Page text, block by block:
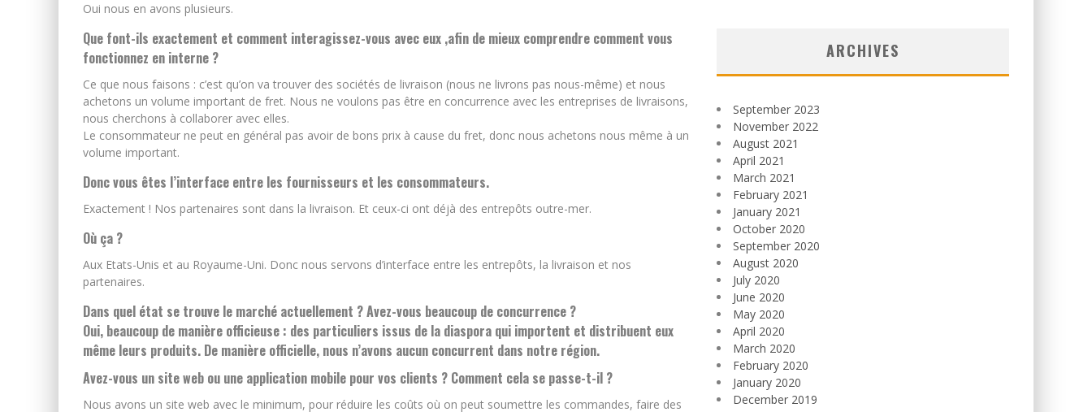
Oui nous en avons plusieurs.
Que font-ils exactement et comment interagissez-vous avec eux ,afin de mieux comprendre comment vous
fonctionnez en interne ?
Ce que nous faisons : c’est qu’on va trouver des sociétés de livraison (nous ne livrons pas nous-même) et nous
achetons un volume important de fret. Nous ne voulons pas être en concurrence avec les entreprises de livraisons,
nous cherchons à collaborer avec elles.
Le consommateur ne peut en général pas avoir de bons prix à cause du fret, donc nous achetons nous même à un
volume important.
Donc vous êtes l’interface entre les fournisseurs et les consommateurs.
Exactement ! Nos partenaires sont dans la livraison. Et ceux-ci ont déjà des entrepôts outre-mer.
Où ça ?
Aux Etats-Unis et au Royaume-Uni. Donc nous servons d’interface entre les entrepôts, la livraison et nos
partenaires.
Dans quel état se trouve le marché actuellement ? Avez-vous beaucoup de concurrence ?
Oui, beaucoup de manière officieuse : des particuliers issus de la diaspora qui importent et distribuent eux
même leurs produits. De manière officielle, nous n’avons aucun concurrent dans notre région.
Avez-vous un site web ou une application mobile pour vos clients ? Comment cela se passe-t-il ?
Nous avons un site web avec le minimum, pour réduire les coûts où on peut soumettre les commandes, faire des
ARCHIVES
September 2023
November 2022
August 2021
April 2021
March 2021
February 2021
January 2021
October 2020
September 2020
August 2020
July 2020
June 2020
May 2020
April 2020
March 2020
February 2020
January 2020
December 2019